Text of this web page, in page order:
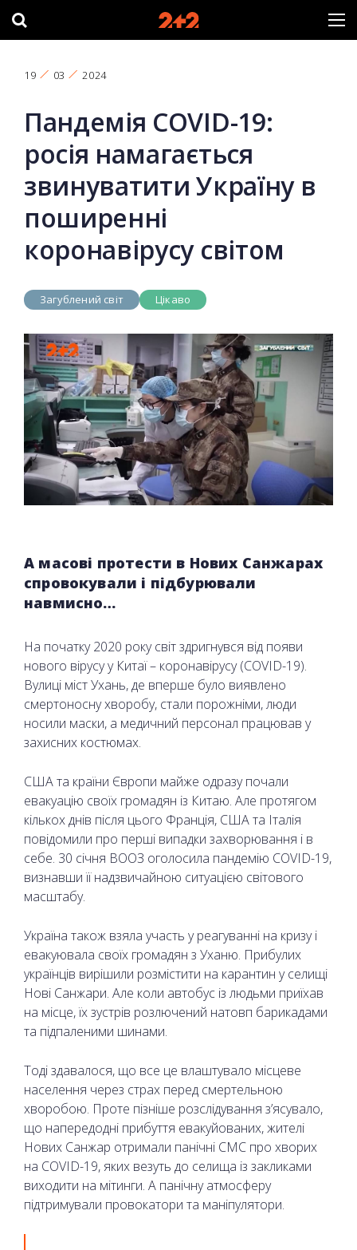
19 03 2024
Пандемія COVID-19:
росія намагається
звинуватити Україну в
поширенні
коронавірусу світом
Загублений світ Цікаво
А масові протести в Нових Санжарах
спровокували і підбурювали
навмисно…
На початку 2020 року світ здригнувся від появи
нового вірусу у Китаї – коронавірусу (COVID-19).
Вулиці міст Ухань, де вперше було виявлено
смертоносну хворобу, стали порожніми, люди
носили маски, а медичний персонал працював у
захисних костюмах.
США та країни Європи майже одразу почали
евакуацію своїх громадян із Китаю. Але протягом
кількох днів після цього Франція, США та Італія
повідомили про перші випадки захворювання і в
себе. 30 січня ВООЗ оголосила пандемію COVID-19,
визнавши її надзвичайною ситуацією світового
масштабу.
Україна також взяла участь у реагуванні на кризу і
евакуювала своїх громадян з Уханю. Прибулих
українців вирішили розмістити на карантин у селищі
Нові Санжари. Але коли автобус із людьми приїхав
на місце, їх зустрів розлючений натовп барикадами
та підпаленими шинами.
Тоді здавалося, що все це влаштувало місцеве
населення через страх перед смертельною
хворобою. Проте пізніше розслідування з’ясувало,
що напередодні прибуття евакуйованих, жителі
Нових Санжар отримали панічні СМС про хворих
на COVID-19, яких везуть до селища із закликами
виходити на мітинги. А панічну атмосферу
підтримували провокатори та маніпулятори.